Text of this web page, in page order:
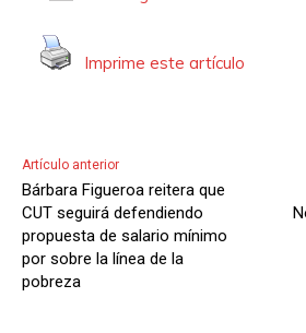
Imprime este artículo
Artículo anterior
Bárbara Figueroa reitera que
CUT seguirá defendiendo
propuesta de salario mínimo
por sobre la línea de la
pobreza